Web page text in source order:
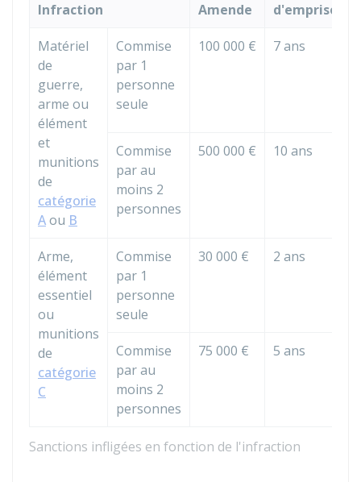
Sanctions infligées en fonction de l'infraction
Infraction Amende
Matériel
de
guerre,
arme ou
élément
et
munitions
de
catégorie
Aou B
Commise
par 1
personne
seule
100 000 € 7 ans
Commise
par au
moins 2
personnes
500 000 € 10 ans
Arme,
élément
essentiel
ou
munitions
de
catégorie
C
Commise
par 1
personne
seule
30 000 € 2 ans
Commise
par au
moins 2
personnes
75 000 € 5 ans